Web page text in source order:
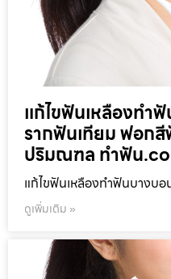
แก้ไขฟันเหลืองทำ
รากฟันเทียม ฟอกสี
ปริมณฑล ทำฟัน
แก้ไขฟันเหลืองทำฟันบางบ
ดูเพิ่มเติม »